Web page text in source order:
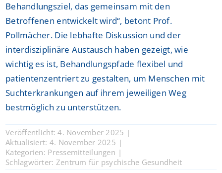
Behandlungsziel, das gemeinsam mit den
Betroffenen entwickelt wird“, betont Prof.
Pollmächer. Die lebhafte Diskussion und der
interdisziplinäre Austausch haben gezeigt, wie
wichtig es ist, Behandlungspfade flexibel und
patientenzentriert zu gestalten, um Menschen mit
Suchterkrankungen auf ihrem jeweiligen Weg
bestmöglich zu unterstützen.
Veröffentlicht: 4. November 2025 |
Aktualisiert: 4. November 2025 |
Kategorien: Pressemitteilungen |
Schlagwörter: Zentrum für psychische Gesundheit